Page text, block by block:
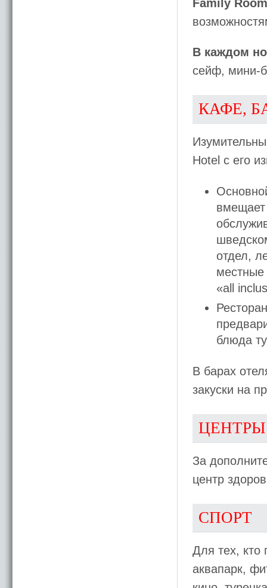
Family
В каждом
сейф, мини-
КАФЕ,
Hotel с его
вмещает
отдел,
местные
«all
блюда
В барax
закуски на
За
центр
СПОРТ
Для тех, кто
аквапарк,